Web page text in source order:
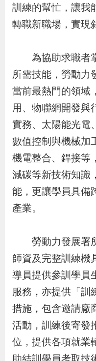
隱
資
訊
安
全
政
策
府
網
料
開
放
宣
告
檢
訓練的幫忙，讓我
轉職新職場，實現
為協助求職者掌
所需技能，勞動力
當前最熱門的領域
用、物聯網開發與
實務、太陽能光電
數值控制與機械加
機電整合、銲接等
減碳等新技術知識
能，更讓學員具備
產業。
勞動力發展署所
師資及完整訓練機
導員提供參訓學員
服務，亦提供「訓
措施，包含邀請廠
活動，訓練後寄發
位，提供各項就業
助結訓學員考取技